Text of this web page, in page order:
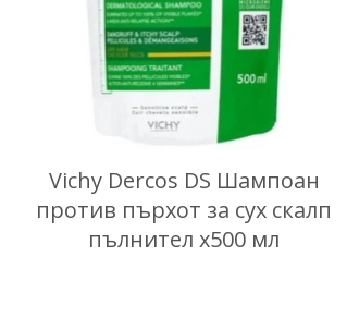
Vichy Dercos DS Шампоан
против пърхот за сух скалп
пълнител x500 мл